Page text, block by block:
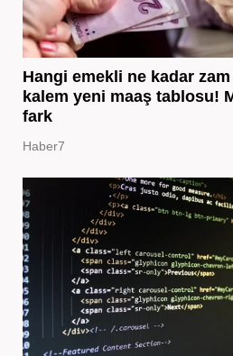
Hangi emekli ne kadar
kalem yeni maaş tablosu!
fark
Haber7